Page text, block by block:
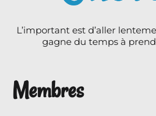
L’important est d’aller
gagne du temps à
Membres